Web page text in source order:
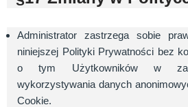
Administrator zastrzega sobie
niniejszej Polityki Prywatności bez
o tym Użytkowników w
wykorzystywania danych
Cookie.